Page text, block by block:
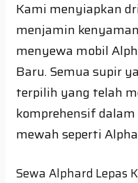
Kami menyiapkan
menjamin
menyewa mobil
Baru. Semua supir
terpilih yang telah
komprehensif
mewah seperti
Sewa Alphard Lepas